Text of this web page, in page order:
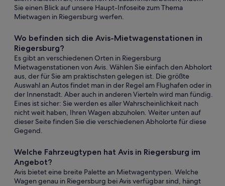
Sie einen Blick auf unsere Haupt-Infoseite zum Thema
Mietwagen in Riegersburg werfen.
Wo befinden sich die Avis-Mietwagenstationen in
Riegersburg?
Es gibt an verschiedenen Orten in Riegersburg
Mietwagenstationen von Avis. Wählen Sie einfach den Abholort
aus, der für Sie am praktischsten gelegen ist. Die größte
Auswahl an Autos findet man in der Regel am Flughafen oder in
der Innenstadt. Aber auch in anderen Vierteln wird man fündig.
Eines ist sicher: Sie werden es aller Wahrscheinlichkeit nach
nicht weit haben, Ihren Wagen abzuholen. Weiter unten auf
dieser Seite finden Sie die verschiedenen Abholorte für diese
Gegend.
Welche Fahrzeugtypen hat Avis in Riegersburg im
Angebot?
Avis bietet eine breite Palette an Mietwagentypen. Welche
Wagen genau in Riegersburg bei Avis verfügbar sind, hängt